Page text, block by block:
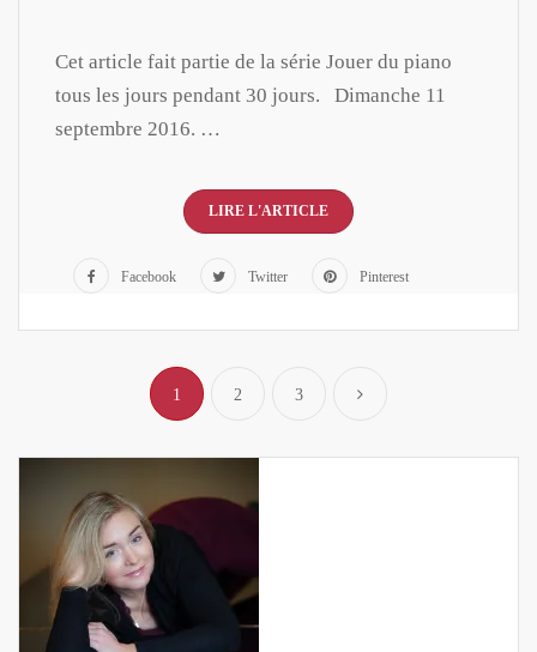
Cet article fait partie de la série Jouer du piano
tous les jours pendant 30 jours. Dimanche 11
septembre 2016. …
LIRE L'ARTICLE
Facebook Twitter Pinterest
1 2 3